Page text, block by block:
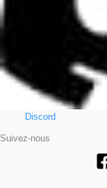
Discord
Suivez-nous